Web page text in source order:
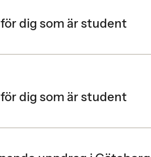
dig som är student
dig som är student